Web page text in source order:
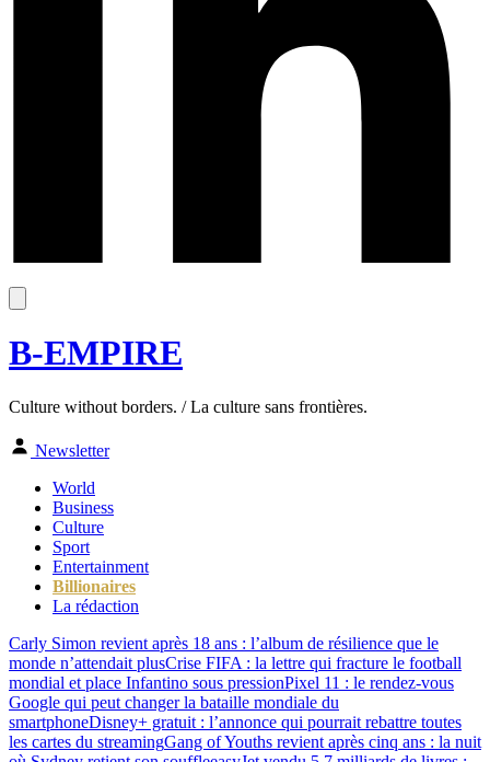
B-EMPIRE
Culture without borders. / La culture sans frontières.
Newsletter
World
Business
Culture
Sport
Entertainment
Billionaires
La rédaction
Carly Simon revient après 18 ans : l’album de résilience que le
monde n’attendait plusCrise FIFA : la lettre qui fracture le football
mondial et place Infantino sous pressionPixel 11 : le rendez-vous
Google qui peut changer la bataille mondiale du
smartphoneDisney+ gratuit : l’annonce qui pourrait rebattre toutes
les cartes du streamingGang of Youths revient après cinq ans : la nuit